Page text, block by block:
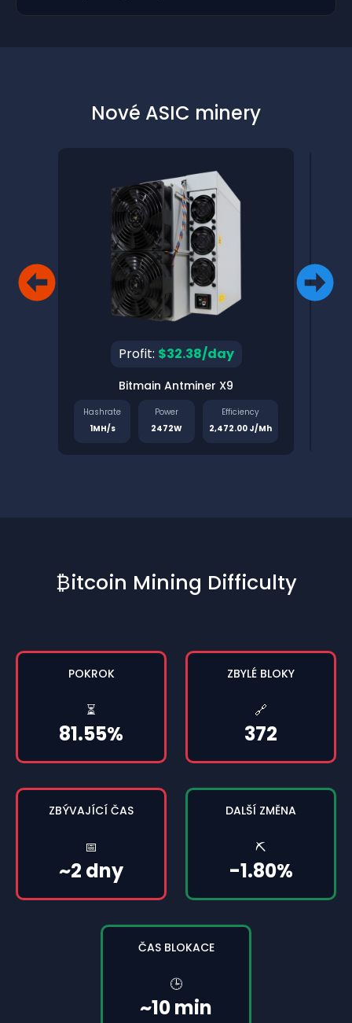
Nové ASIC minery
Profit: $32.38/day
Bitmain Antminer X9
Hashrate
1MH/s
Power
2472W
Efficiency
2,472.00 J/Mh
₿itcoin Mining Difficulty
POKROK
⏳
81.55%
ZBYLÉ BLOKY
🔗
372
ZBÝVAJÍCÍ ČAS
📅
~2 dny
DALŠÍ ZMĚNA
⛏️
-1.80%
ČAS BLOKACE
🕒
~10 min